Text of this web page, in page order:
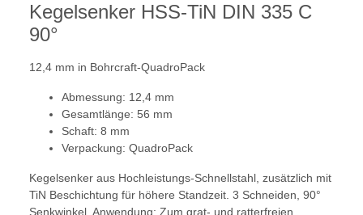
Kegelsenker HSS-TiN DIN 335 C
90°
12,4 mm in Bohrcraft-QuadroPack
Abmessung: 12,4 mm
Gesamtlänge: 56 mm
Schaft: 8 mm
Verpackung: QuadroPack
Kegelsenker aus Hochleistungs-Schnellstahl, zusätzlich mit
TiN Beschichtung für höhere Standzeit. 3 Schneiden, 90°
Senkwinkel. Anwendung: Zum grat- und ratterfreien